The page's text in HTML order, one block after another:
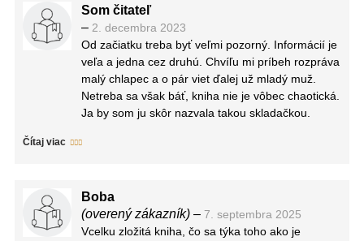
Som čitateľ
– 2. decembra 2023
Od začiatku treba byť veľmi pozorný. Informácií je
veľa a jedna cez druhú. Chvíľu mi príbeh rozpráva
malý chlapec a o pár viet ďalej už mladý muž.
Netreba sa však báť, kniha nie je vôbec chaotická.
Ja by som ju skôr nazvala takou skladačkou.
Musela som si ich v hlave logicky poskladať a
opustila mama. Danny bol ešte malý, ale Maeve si
ju pamätala. Sledovať ich rozdielne vnímanie
osoby ich matky bolo veľmi zaujímavé.
Čítaj viac
Boba
(overený zákazník) – 7. septembra 2025
Vcelku zložitá kniha, čo sa týka toho ako je